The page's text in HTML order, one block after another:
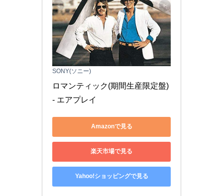
SONY(ソニー)
ロマンティック(期間生産限定盤)
- エアプレイ
Amazonで見る
楽天市場で見る
Yahoo!ショッピングで見る